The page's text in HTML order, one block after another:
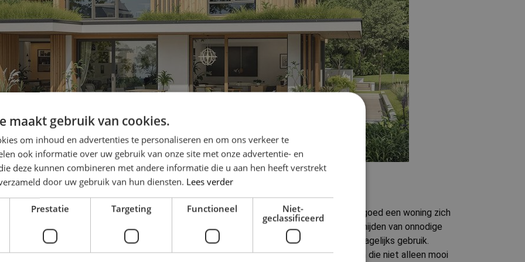
met oog op de toekomst
De keuzes die in de ontwerpfase worden gemaakt, bepalen in hoge mate hoe goed een woning zich
voor rolstoeltoegankelijkheid, voldoende ruimte voor een traplift, of het vermijden van onnodige
om een doordachte benadering, waarbij het ontwerp goed rekening houdt met het dagelijks gebruik.
samenwerking tussen architect, aannemer,timmermanen bewoner, ontstaan woningen die niet alleen mooi
maakt gebruik van cookies.
om inhoud en advertenties te personaliseren en om ons verkeer te
ook informatie over uw gebruik van onze site met onze advertentie- en
deze kunnen combineren met andere informatie die u aan hen heeft verstrekt
door uw gebruik van hun diensten. Lees verder
Prestatie Targeting Functioneel
Niet-
geclassificeerd